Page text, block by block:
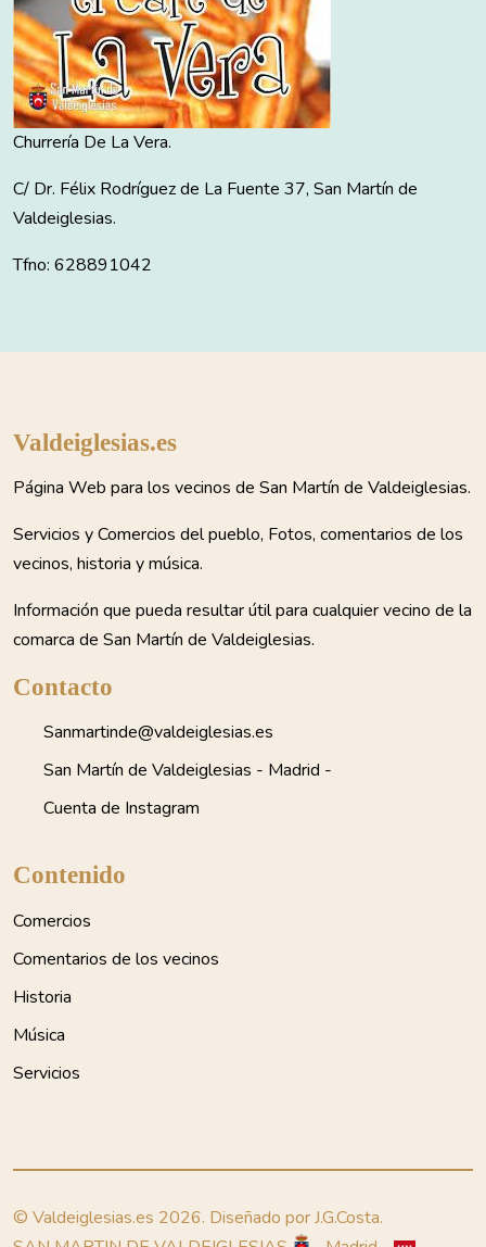
Churrería De La Vera.
C/ Dr. Félix Rodríguez de La Fuente 37, San Martín de
Valdeiglesias.
Tfno: 628891042
Valdeiglesias.es
Página Web para los vecinos de San Martín de Valdeiglesias.
Servicios y Comercios del pueblo, Fotos, comentarios de los
vecinos, historia y música.
Información que pueda resultar útil para cualquier vecino de la
comarca de San Martín de Valdeiglesias.
Contacto
Sanmartinde@valdeiglesias.es
San Martín de Valdeiglesias - Madrid -
Cuenta de Instagram
Contenido
Comercios
Comentarios de los vecinos
Historia
Música
Servicios
© Valdeiglesias.es 2026. Diseñado por J.G.Costa.